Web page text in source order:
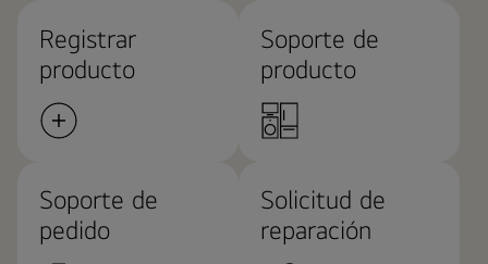
Registrar
producto
Soporte de
producto
Soporte de
pedido
Solicitud de
reparación